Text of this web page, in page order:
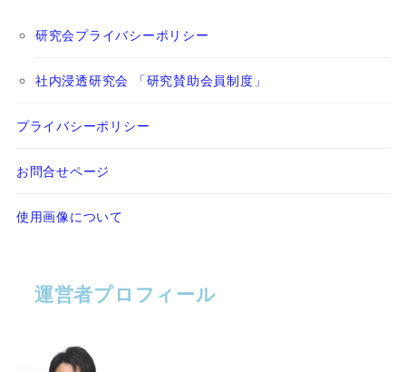
研究会プライバシーポリシー
社内浸透研究会 「研究賛助会員制度」
プライバシーポリシー
お問合せページ
使用画像について
運営者プロフィール